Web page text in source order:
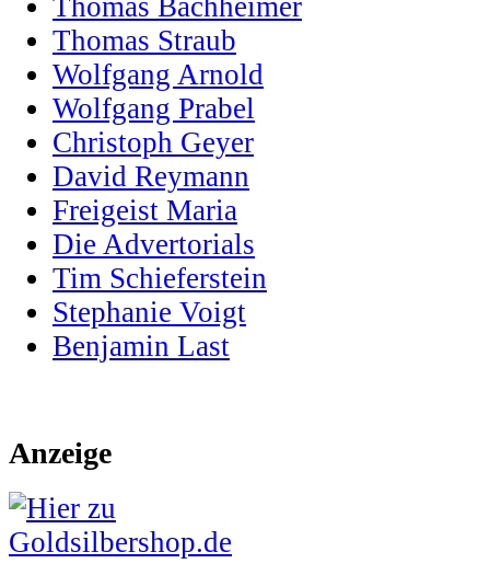
Thomas Bachheimer
Thomas Straub
Wolfgang Arnold
Wolfgang Prabel
Christoph Geyer
David Reymann
Freigeist Maria
Die Advertorials
Tim Schieferstein
Stephanie Voigt
Benjamin Last
Anzeige